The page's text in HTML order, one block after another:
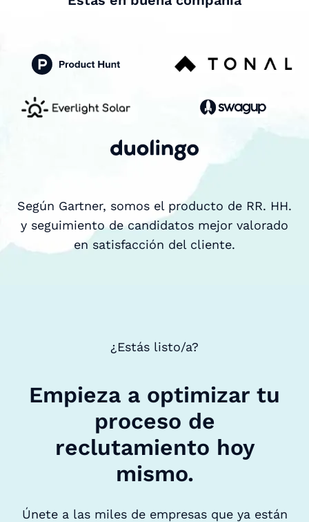
Según Gartner, somos el producto de RR. HH.
y seguimiento de candidatos mejor valorado
en satisfacción del cliente.
¿Estás listo/a?
Empieza a optimizar tu
proceso de
reclutamiento hoy
mismo.
Únete a las miles de empresas que ya están